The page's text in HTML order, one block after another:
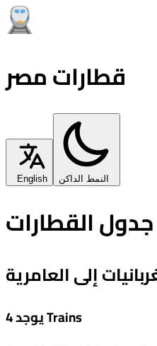
قطارات مصر
English النمط الداكن
جدول القطارات
إلى العامرية
يوجد 4 Trains